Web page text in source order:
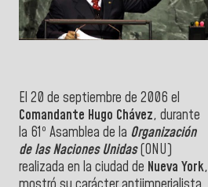
El 20 de septiembre de 2006 el
Comandante Hugo Chávez, durante
la 61º Asamblea de la Organización
de las Naciones Unidas(ONU)
realizada en la ciudad de Nueva York,